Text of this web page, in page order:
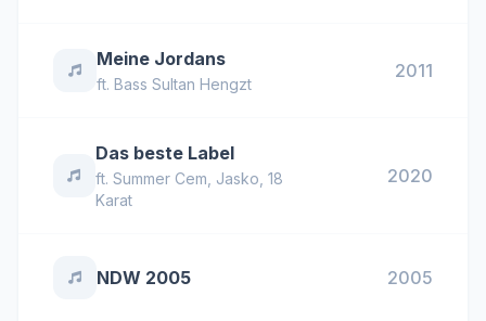
Meine Jordans
ft. Bass Sultan Hengzt
2011
Das beste Label
ft. Summer Cem Jasko 18
Karat
2020
NDW 2005 2005